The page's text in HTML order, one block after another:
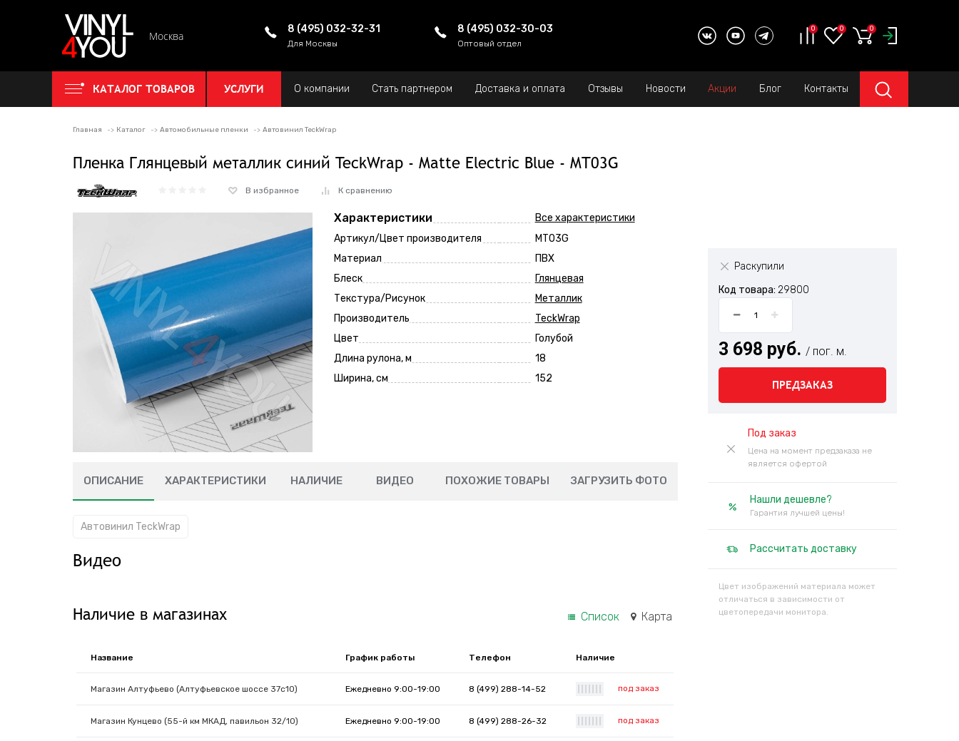
Москва
8 (495) 032-32-31
Для Москвы
8 (495) 032-30-03
Оптовый отдел
0 0 0
КАТАЛОГ ТОВАРОВ УСЛУГИ О компании Стать партнером Доставка и оплата Отзывы Новости Акции Блог Контакты
Главная Каталог Автомобильные пленки Автовинил TeckWrap
Пленка Глянцевый металлик синий TeckWrap - Matte Electric Blue - MT03G
В избранное К сравнению
Характеристики
Все характеристики
Артикул/Цвет производителя
MT03G
Материал
ПВХ
Блеск
Глянцевая
Текстура/Рисунок
Металлик
Производитель
TeckWrap
Цвет
Голубой
Длина рулона, м
18
Ширина, см
152
Раскупили
Код товара: 29800
3 698 руб. / пог. м.
ПРЕДЗАКАЗ
Под заказ
Цена на момент предзаказа не
является офертой
Нашли дешевле?
Гарантия лучшей цены!
Рассчитать доставку
Цвет изображений материала может
отличаться в зависимости от
цветопередачи монитора.
ОПИСАНИЕ ХАРАКТЕРИСТИКИ НАЛИЧИЕ ВИДЕО ПОХОЖИЕ ТОВАРЫ ЗАГРУЗИТЬ ФОТО
Автовинил TeckWrap
Видео
Наличие в магазинах Список Карта
Название График работы Телефон Наличие
Магазин Алтуфьево (Алтуфьевское шоссе 37с10) Ежедневно 9:00-19:00 8 (499) 288-14-52 под заказ
Магазин Кунцево (55-й км МКАД, павильон 32/10) Ежедневно 9:00-19:00 8 (499) 288-26-32 под заказ